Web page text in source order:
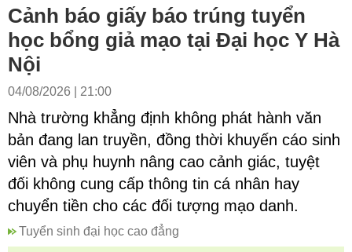
Cảnh báo giấy báo trúng tuyển
học bổng giả mạo tại Đại học Y Hà
Nội
04/08/2026 | 21:00
Nhà trường khẳng định không phát hành văn
bản đang lan truyền, đồng thời khuyến cáo sinh
viên và phụ huynh nâng cao cảnh giác, tuyệt
đối không cung cấp thông tin cá nhân hay
chuyển tiền cho các đối tượng mạo danh.
Tuyển sinh đại học cao đẳng